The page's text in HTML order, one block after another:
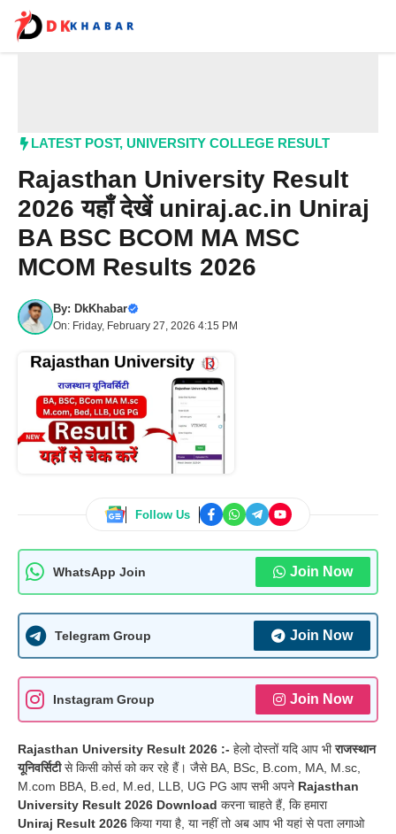
content
LATEST POST, UNIVERSITY COLLEGE RESULT
Rajasthan University Result
2026 यहाँ देखें uniraj.ac.in Uniraj
BA BSC BCOM MA MSC
MCOM Results 2026
By: DkKhabar
On: Friday, February 27, 2026 4:15 PM
Follow Us
WhatsApp Join Join Now
Telegram Group Join Now
Instagram Group Join Now
Rajasthan University Result 2026 :- हेलो दोस्तों यदि आप भीराजस्थान
यूनिवर्सिटीसे किसी कोर्स को कर रहे हैं। जैसे BA, BSc, B.com, MA, M.sc,
M.com BBA, B.ed, M.ed, LLB, UG PG आप सभी अपने Rajasthan
University Result 2026 Download करना चाहते हैं, कि हमारा
Uniraj Result 2026 किया गया है, या नहीं तो अब आप भी यहां से पता लगाओ